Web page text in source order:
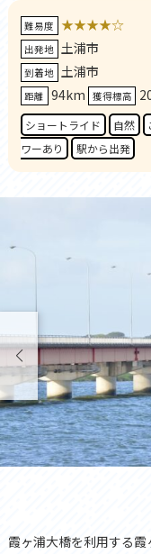
難易度 ★★★★☆
出発地 土浦市
到着地 土浦市
距離 94km 獲得標高
ショートライド 自然
ワーあり
駅から出発
霞ヶ浦大橋を利用する